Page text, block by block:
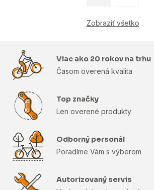
Zobraziť všetko
Viac ako 20 rokov na trhu
Časom overená kvalita
Top značky
Len overené produkty
Odborný personál
Poradíme Vám s výberom
Autorizovaný servis